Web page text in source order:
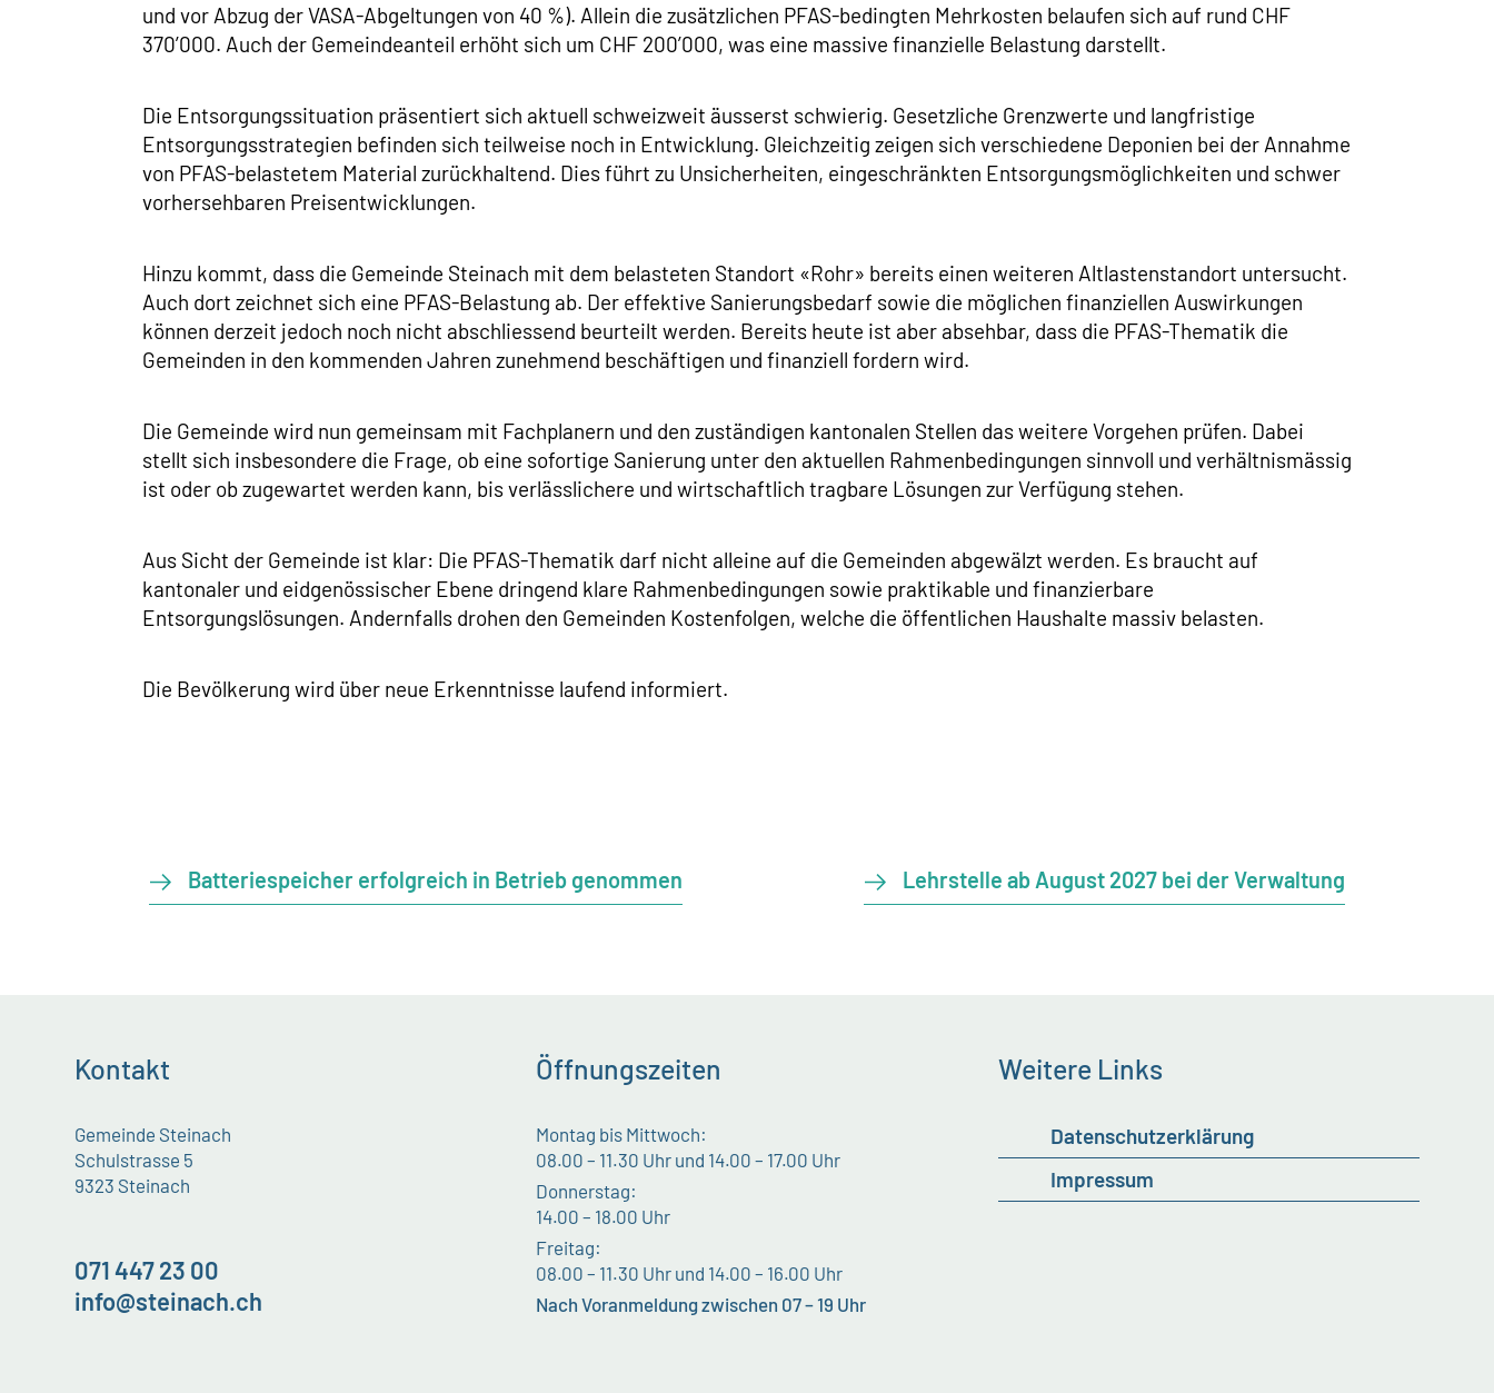
und vor Abzug der VASA-Abgeltungen von 40 %). Allein die zusätzlichen PFAS-bedingten Mehrkosten belaufen sich auf rund CHF
370’000. Auch der Gemeindeanteil erhöht sich um CHF 200’000, was eine massive finanzielle Belastung darstellt.
Die Entsorgungssituation präsentiert sich aktuell schweizweit äusserst schwierig. Gesetzliche Grenzwerte und langfristige
Entsorgungsstrategien befinden sich teilweise noch in Entwicklung. Gleichzeitig zeigen sich verschiedene Deponien bei der Annahme
von PFAS-belastetem Material zurückhaltend. Dies führt zu Unsicherheiten, eingeschränkten Entsorgungsmöglichkeiten und schwer
vorhersehbaren Preisentwicklungen.
Hinzu kommt, dass die Gemeinde Steinach mit dem belasteten Standort «Rohr» bereits einen weiteren Altlastenstandort untersucht.
Auch dort zeichnet sich eine PFAS-Belastung ab. Der effektive Sanierungsbedarf sowie die möglichen finanziellen Auswirkungen
können derzeit jedoch noch nicht abschliessend beurteilt werden. Bereits heute ist aber absehbar, dass die PFAS-Thematik die
Gemeinden in den kommenden Jahren zunehmend beschäftigen und finanziell fordern wird.
Die Gemeinde wird nun gemeinsam mit Fachplanern und den zuständigen kantonalen Stellen das weitere Vorgehen prüfen. Dabei
stellt sich insbesondere die Frage, ob eine sofortige Sanierung unter den aktuellen Rahmenbedingungen sinnvoll und verhältnismässig
ist oder ob zugewartet werden kann, bis verlässlichere und wirtschaftlich tragbare Lösungen zur Verfügung stehen.
Aus Sicht der Gemeinde ist klar: Die PFAS-Thematik darf nicht alleine auf die Gemeinden abgewälzt werden. Es braucht auf
kantonaler und eidgenössischer Ebene dringend klare Rahmenbedingungen sowie praktikable und finanzierbare
Entsorgungslösungen. Andernfalls drohen den Gemeinden Kostenfolgen, welche die öffentlichen Haushalte massiv belasten.
Die Bevölkerung wird über neue Erkenntnisse laufend informiert.
Batteriespeicher erfolgreich in Betrieb genommen Lehrstelle ab August 2027 bei der Verwaltung
Kontakt
Gemeinde Steinach
Schulstrasse 5
9323 Steinach
071 447 23 00
info@steinach.ch
Öffnungszeiten
Montag bis Mittwoch:
08.00 – 11.30 Uhr und 14.00 – 17.00 Uhr
Donnerstag:
14.00 – 18.00 Uhr
Freitag:
08.00 – 11.30 Uhr und 14.00 – 16.00 Uhr
Nach Voranmeldung zwischen 07 – 19 Uhr
Weitere Links
Datenschutzerklärung
Impressum